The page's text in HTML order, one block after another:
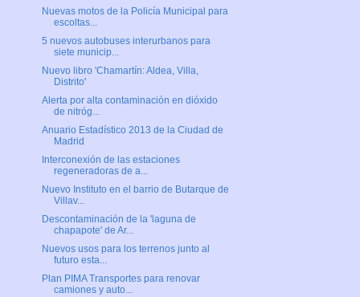
Nuevas motos de la Policía Municipal para
escoltas...
5 nuevos autobuses interurbanos para
siete municip...
Nuevo libro 'Chamartín: Aldea, Villa,
Distrito'
Alerta por alta contaminación en dióxido
de nitróg...
Anuario Estadístico 2013 de la Ciudad de
Madrid
Interconexión de las estaciones
regeneradoras de a...
Nuevo Instituto en el barrio de Butarque de
Villav...
Descontaminación de la 'laguna de
chapapote' de Ar...
Nuevos usos para los terrenos junto al
futuro esta...
Plan PIMA Transportes para renovar
camiones y auto...